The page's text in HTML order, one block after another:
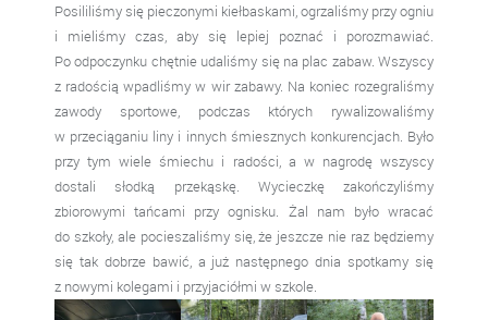
Posililiśmy się pieczonymi kiełbaskami, ogrzaliśmy przy ogniu
i mieliśmy czas, aby się lepiej poznać i porozmawiać.
Po odpoczynku chętnie udaliśmy się na plac zabaw. Wszyscy
z radością wpadliśmy w wir zabawy. Na koniec rozegraliśmy
zawody sportowe, podczas których rywalizowaliśmy
w przeciąganiu liny i innych śmiesznych konkurencjach. Było
przy tym wiele śmiechu i radości, a w nagrodę wszyscy
dostali słodką przekąskę. Wycieczkę zakończyliśmy
zbiorowymi tańcami przy ognisku. Żal nam było wracać
do szkoły, ale pocieszaliśmy się, że jeszcze nie raz będziemy
się tak dobrze bawić, a już następnego dnia spotkamy się
z nowymi kolegami i przyjaciółmi w szkole.